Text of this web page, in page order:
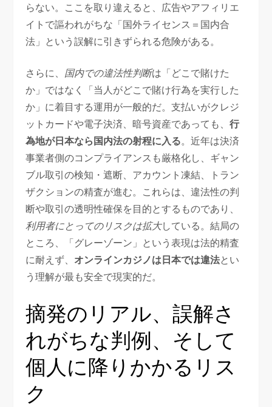
らない。ここを取り違えると、広告やアフィリエ
イトで謳われがちな「国外ライセンス＝国内合
法」という誤解に引きずられる危険がある。
さらに、 国内での違法性判断は「どこで賭けた
か」ではなく「当人がどこで賭け行為を実行した
か」に着目する運用が一般的だ。支払いがクレジ
ットカードや電子決済、暗号資産であっても、行
為地が日本なら国内法の射程に入る。近年は決済
事業者側のコンプライアンスも厳格化し、ギャン
ブル取引の検知・遮断、アカウント凍結、トラン
ザクションの精査が進む。これらは、違法性の判
断や取引の透明性確保を目的とするものであり、
利用者にとってのリスクは拡大している。結局の
ところ、「グレーゾーン」という表現は法的精査
に耐えず、 オンラインカジノは日本では違法とい
う理解が最も安全で現実的だ。
摘発のリアル、誤解さ
れがちな判例、そして
個人に降りかかるリス
ク